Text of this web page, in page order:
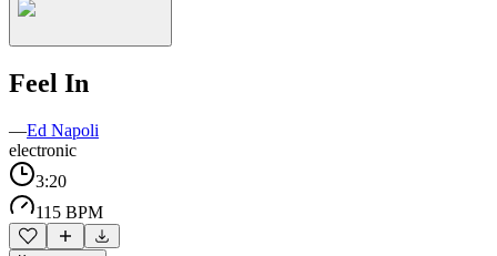
Feel In
—Ed Napoli
electronic
3:20
115 BPM